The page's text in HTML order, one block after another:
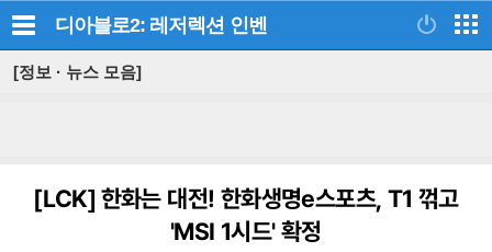
디아블로2: 레저렉션 인벤
[정보 · 뉴스 모음]
[LCK]한화는 대전! 한화생명e스포츠, T1 꺾고
'MSI 1시드' 확정